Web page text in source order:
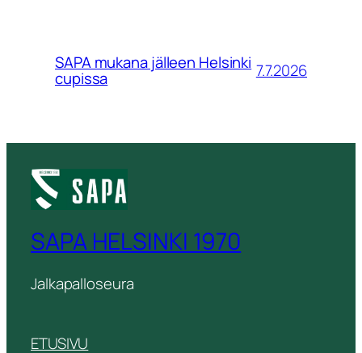
SAPA mukana jälleen Helsinki
cupissa 7.7.2026
SAPA HELSINKI 1970
Jalkapalloseura
ETUSIVU